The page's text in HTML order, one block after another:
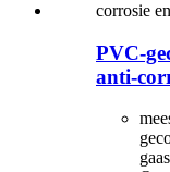
PVC-
anti-